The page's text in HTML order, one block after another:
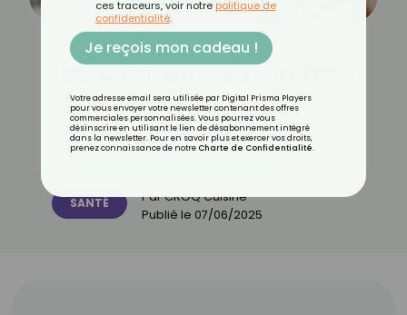
Les bienfaits du vin rosé
Découvrez les 11 menus CROQ
SANTÉ ParCROQ Cuisine
Publié le 07/06/2025
ces traceurs, voir notre politique de
confidentialité.
Je reçois mon cadeau !
Votre adresse email sera utilisée par Digital Prisma Players
pour vous envoyer votre newsletter contenant des offres
commerciales personnalisées. Vous pourrez vous
désinscrire en utilisant le lien de désabonnement intégré
dans la newsletter. Pour en savoir plus et exercer vos droits,
prenez connaissance de notre Charte de Confidentialité.